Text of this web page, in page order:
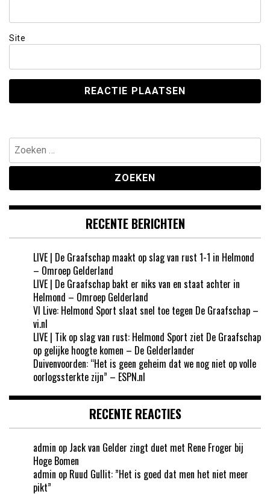
Site
Zoeken
naar:
RECENTE BERICHTEN
LIVE | De Graafschap maakt op slag van rust 1-1 in Helmond
– Omroep Gelderland
LIVE | De Graafschap bakt er niks van en staat achter in
Helmond – Omroep Gelderland
VI Live: Helmond Sport slaat snel toe tegen De Graafschap –
vi.nl
LIVE | Tik op slag van rust: Helmond Sport ziet De Graafschap
op gelijke hoogte komen – De Gelderlander
Duivenvoorden: “Het is geen geheim dat we nog niet op volle
oorlogssterkte zijn” – ESPN.nl
RECENTE REACTIES
admin op Jack van Gelder zingt duet met Rene Froger bij
Hoge Bomen
admin op Ruud Gullit: ”Het is goed dat men het niet meer
pikt”